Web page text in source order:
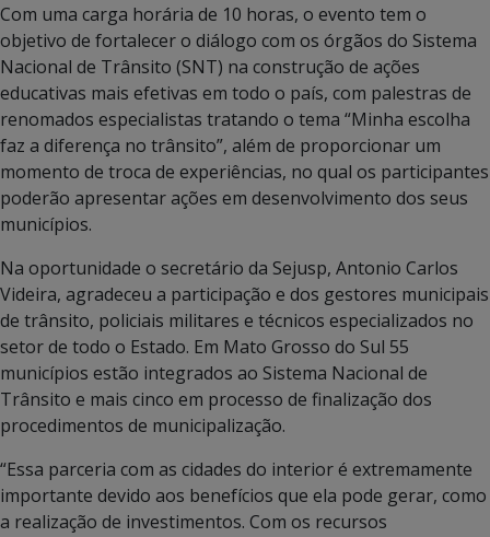
Com uma carga horária de 10 horas, o evento tem o
objetivo de fortalecer o diálogo com os órgãos do Sistema
Nacional de Trânsito (SNT) na construção de ações
educativas mais efetivas em todo o país, com palestras de
renomados especialistas tratando o tema “Minha escolha
faz a diferença no trânsito”, além de proporcionar um
momento de troca de experiências, no qual os participantes
poderão apresentar ações em desenvolvimento dos seus
municípios.
Na oportunidade o secretário da Sejusp, Antonio Carlos
Videira, agradeceu a participação e dos gestores municipais
de trânsito, policiais militares e técnicos especializados no
setor de todo o Estado. Em Mato Grosso do Sul 55
municípios estão integrados ao Sistema Nacional de
Trânsito e mais cinco em processo de finalização dos
procedimentos de municipalização.
“Essa parceria com as cidades do interior é extremamente
importante devido aos benefícios que ela pode gerar, como
a realização de investimentos. Com os recursos